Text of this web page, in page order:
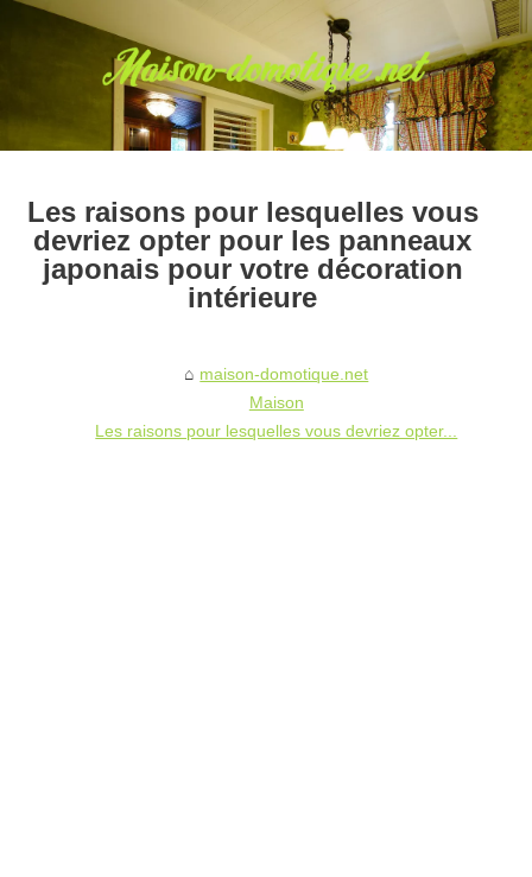
Les raisons pour lesquelles vous
devriez opter pour les panneaux
japonais pour votre décoration
intérieure
maison-domotique.net
Maison
Les raisons pour lesquelles vous devriez opter...